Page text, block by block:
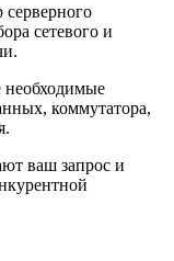
сетевого и
необходимые
коммутатора,
ваш запрос и